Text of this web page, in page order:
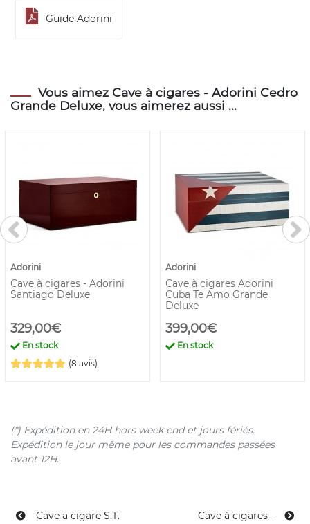
Guide Adorini
Vous aimez Cave à cigares - Adorini Cedro
Grande Deluxe, vous aimerez aussi ...
Adorini
Cave à cigares - Adorini
Santiago Deluxe
329,00€
En stock
(8 avis)
Adorini
Cave à cigares Adorini
Cuba Te Amo Grande
Deluxe
399,00€
En stock
(*) Expédition en 24H hors week end et jours fériés.
Expédition le jour même pour les commandes passées
avant 12H.
Cave a cigare S.T.
Cave à cigares -